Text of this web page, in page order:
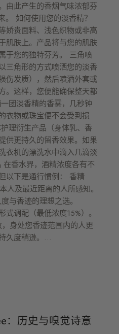
由此产生的香烟气味浓郁芬
。 如何使用您的淡香精？
娇贵面料、浅色织物或非高
肌肤上。产品将与您的肌肤
于您的独特芬芳。 三角喷
三角形的方式喷洒您的淡香
伤发质），然后喷洒外套或
。这样，您便能确保整天都
团淡香精的香雾，几秒钟
衣物或珠宝便不会受到损
理衍生产品（身体乳、香
供更持久的留香效果。如果
衣机的漂洗水中滴入几滴淡
香水界，酒精浓度各有不
以下是通行惯例： 香精
人及最近距离的人所感知。
与香迹的理想之选。
式调配（最低浓度15%）。
身处您香迹范围内的人更
久度稍逊。…
：历史与嗅觉诗意